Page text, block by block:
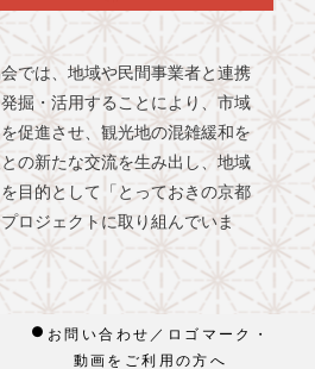
では、地域や民間事業者と連携
掘・活用することにより、市域
促進させ、観光地の混雑緩和を
の新たな交流を生み出し、地域
目的として「とっておきの京都
ロジェクトに取り組んでいま
お問い合わせ／ロゴマーク・
動画をご利用の方へ